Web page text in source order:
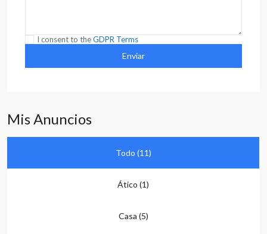
I consent to theGDPR Terms
Mis Anuncios
Todo (11)
Ático (1)
Casa (5)